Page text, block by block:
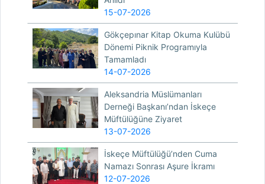
15-07-2026
Gökçepınar Kitap Okuma Kulübü
Dönemi Piknik Programıyla
Tamamladı
14-07-2026
Aleksandria Müslümanları
Derneği Başkanı’ndan İskeçe
Müftülüğüne Ziyaret
13-07-2026
İskeçe Müftülüğü’nden Cuma
Namazı Sonrası Aşure İkramı
12-07-2026